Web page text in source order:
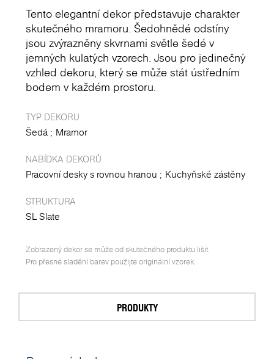
Tento elegantní dekor představuje charakter
skutečného mramoru. Šedohnědé odstíny
jsou zvýrazněny skvrnami světle šedé v
jemných kulatých vzorech. Jsou pro jedinečný
vzhled dekoru, který se může stát ústředním
bodem v každém prostoru.
TYP DEKORU
Šedá Mramor
NABÍDKA DEKORŮ
Pracovní desky s rovnou hranou Kuchyňské zástěny
STRUKTURA
SL Slate
Zobrazený dekor se může od skutečného produktu lišit.
Pro přesné sladění barev použijte originální vzorek.
PRODUKTY